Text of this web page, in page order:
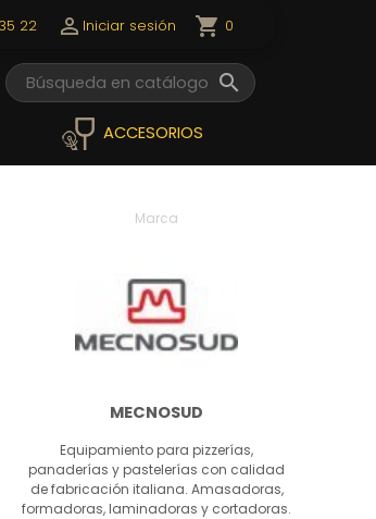
22  Iniciar sesión shopping_cart 0

ACCESORIOS
Marca
MECNOSUD
Equipamiento para pizzerías,
panaderías y pastelerías con calidad
de fabricación italiana. Amasadoras,
formadoras, laminadoras y cortadoras.